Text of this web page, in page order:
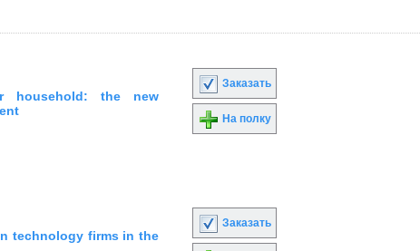
household: the new
Заказать
На полку
technology firms in the
Заказать